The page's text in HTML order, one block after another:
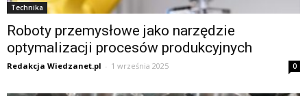
Technika
Roboty przemysłowe jako narzędzie
optymalizacji procesów produkcyjnych
Redakcja Wiedzanet.pl - 1 września 2025 0